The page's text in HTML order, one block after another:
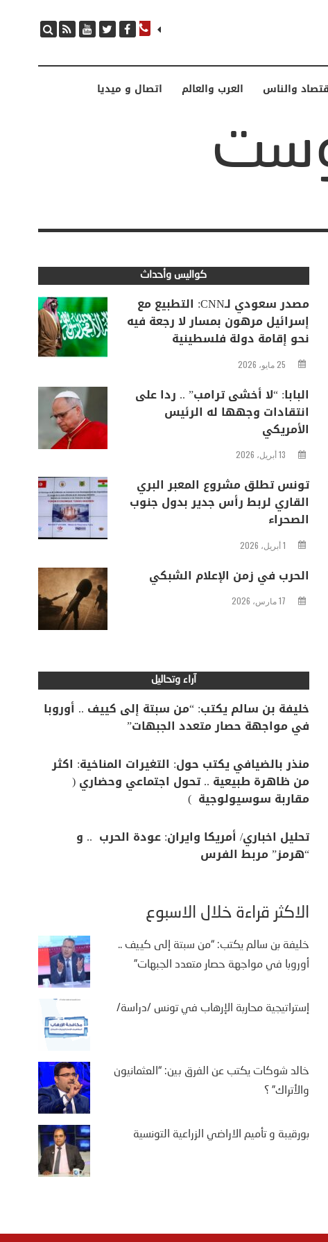
مصدر سعودي لـCNN: التطبيع مع إسرائيل مرهون بمسار لا رجعة فيه نحو إقامة دولة فلسطينية
والناس العرب والعالم اتصال و ميديا
كواليس وأحداث
مصدر سعودي لـCNN: التطبيع مع
إسرائيل مرهون بمسار لا رجعة فيه
نحو إقامة دولة فلسطينية
25 مايو، 2026
البابا: “لا أخشى ترامب” .. ردا على
انتقادات وجهها له الرئيس
الأمريكي
13 أبريل، 2026
تونس تطلق مشروع المعبر البري
القاري لربط رأس جدير بدول جنوب
الصحراء
1 أبريل، 2026
الحرب في زمن الإعلام الشبكي
17 مارس، 2026
آراء وتحاليل
خليفة بن سالم يكتب: “من سبتة إلى كييف .. أوروبا
في مواجهة حصار متعدد الجبهات”
منذر بالضيافي يكتب حول: التغيرات المناخية: اكثر
من ظاهرة طبيعية .. تحول اجتماعي وحضاري (
مقاربة سوسيولوجية )
تحليل اخباري/ أمريكا وايران: عودة الحرب .. و
“هرمز” مربط الفرس
الأكثر قراءة خلال الأسبوع
خليفة بن سالم يكتب: “من سبتة إلى كييف ..
أوروبا في مواجهة حصار متعدد الجبهات”
إستراتيجية محاربة الإرهاب في تونس /دراسة/
خالد شوكات يكتب عن الفرق بين: “العثمانيون
والأتراك” ؟
بورقيبة و تأميم الاراضي الزراعية التونسية